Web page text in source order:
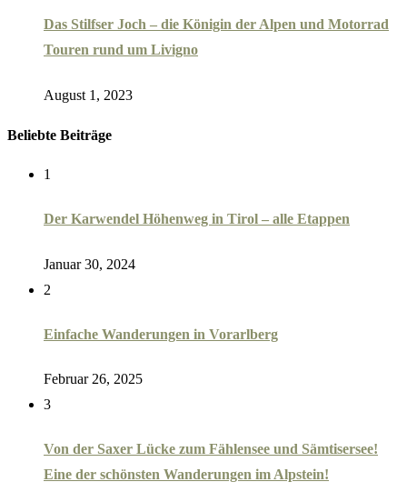
Das Stilfser Joch – die Königin der Alpen und Motorrad
Touren rund um Livigno
August 1, 2023
Beliebte Beiträge
1
Der Karwendel Höhenweg in Tirol – alle Etappen
Januar 30, 2024
2
Einfache Wanderungen in Vorarlberg
Februar 26, 2025
3
Von der Saxer Lücke zum Fählensee und Sämtisersee!
Eine der schönsten Wanderungen im Alpstein!